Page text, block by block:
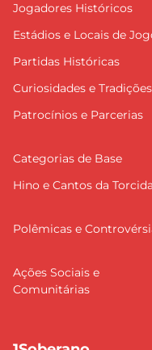
Jogadores Históricos
Estádios e Locais de
Partidas Históricas
Curiosidades e Tradições
Patrocínios e Parcerias
Categorias de Base
Hino e Cantos da Torcida
Polêmicas e
Ações Sociais e
Comunitárias